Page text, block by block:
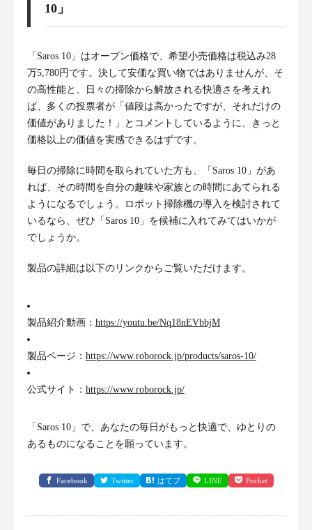
10」
「Saros 10」はオープン価格で、希望小売価格は税込み28
万5,780円です。決して安価な買い物ではありませんが、そ
の高性能と、日々の掃除から解放される快適さを考えれ
ば、多くの投票者が「値段は高かったですが、それだけの
価値がありました！」とコメントしているように、きっと
価格以上の価値を実感できるはずです。
毎日の掃除に時間を取られていた方も、「Saros 10」があ
れば、その時間を自分の趣味や家族との時間にあてられる
ようになるでしょう。ロボット掃除機の導入を検討されて
いるなら、ぜひ「Saros 10」を候補に入れてみてはいかが
でしょうか。
製品の詳細は以下のリンクからご覧いただけます。
製品紹介動画： https://youtu.be/Nq18nEVbbjM
製品ページ： https://www.roborock.jp/products/saros-10/
公式サイト： https://www.roborock.jp/
「Saros 10」で、あなたの毎日がもっと快適で、ゆとりの
あるものになることを願っています。
Facebook Twitter はてブ LINE Pocket